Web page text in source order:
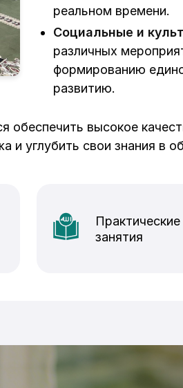
реальном времени.
Социальные и
различных
формированию
развитию.
высокое
углубить свои знания в
Практические
занятия